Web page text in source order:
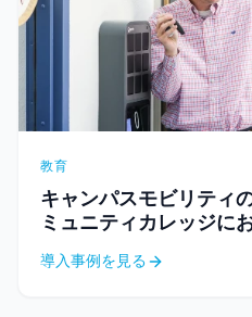
教育
キャンパスモビリティ
ミュニティカレッジに
導入事例を見る